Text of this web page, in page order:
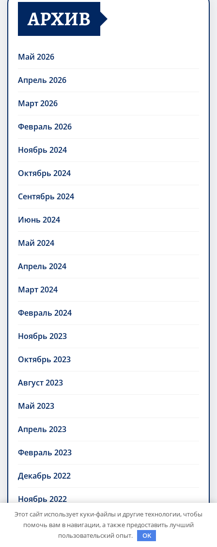
АРХИВ
Май 2026
Апрель 2026
Март 2026
Февраль 2026
Ноябрь 2024
Октябрь 2024
Сентябрь 2024
Июнь 2024
Май 2024
Апрель 2024
Март 2024
Февраль 2024
Ноябрь 2023
Октябрь 2023
Август 2023
Май 2023
Апрель 2023
Февраль 2023
Декабрь 2022
Ноябрь 2022
Октябрь 2022
Этот сайт использует куки-файлы и другие технологии, чтобы
помочь вам в навигации, а также предоставить лучший
пользовательский опыт.
OK